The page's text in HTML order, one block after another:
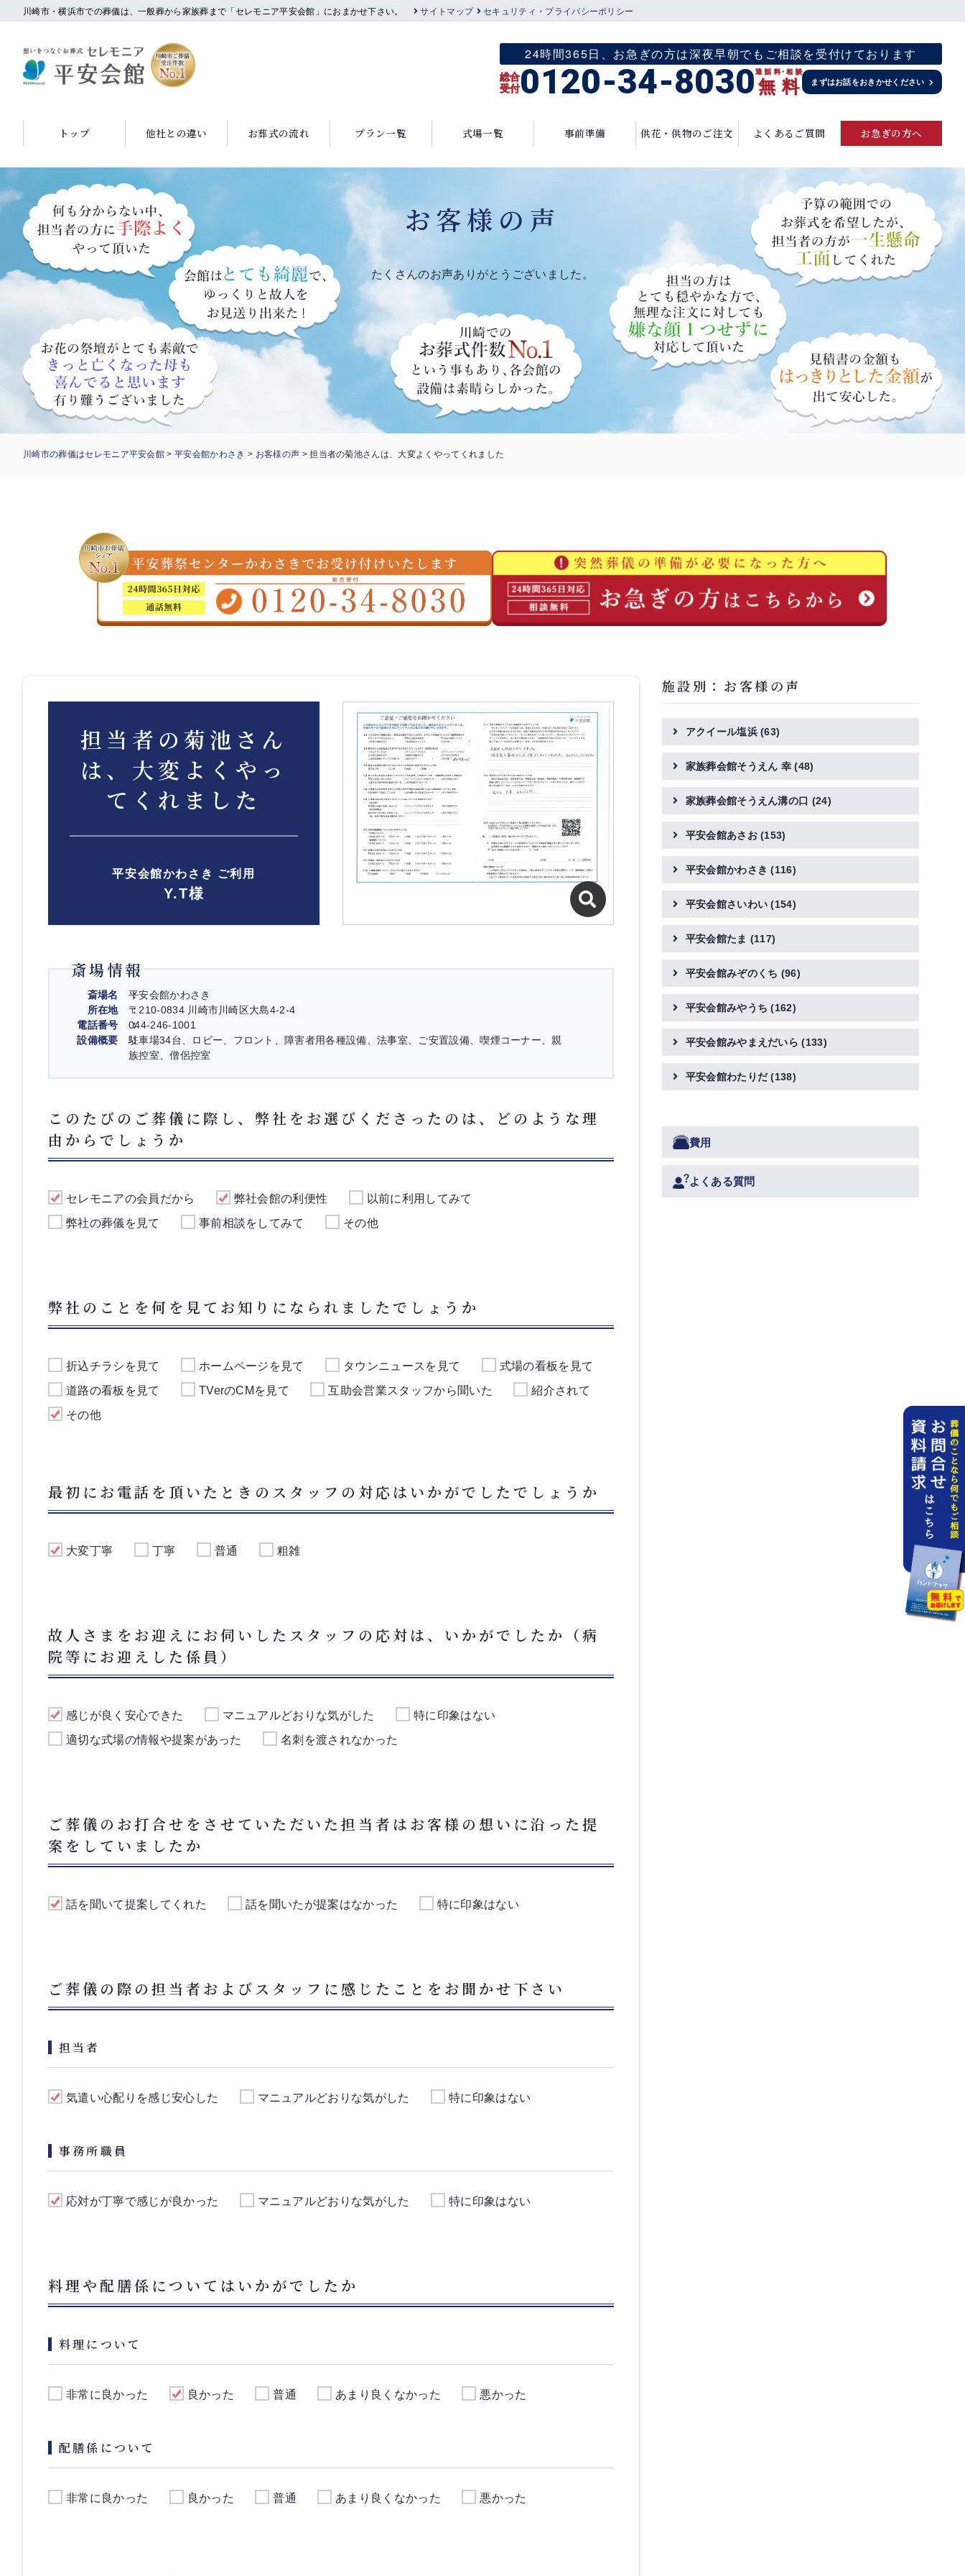
川崎市・横浜市での葬儀は、一般葬から家族葬まで「セレモニア平安会館」におまかせ下さい。 サイトマップ セキュリティ・プライバシーポリシー
24時間365日、お急ぎの方は深夜早朝でもご相談を受付けております
総合
受付0120-34-8030通話料・相談
無 料 まずはお話をおきかせください
トップ 他社との違い お葬式の流れ プラン一覧 式場一覧 事前準備 供花・供物のご注文 よくあるご質問 お急ぎの方へ
お客様の声
たくさんのお声ありがとうございました。
川崎市の葬儀はセレモニア平安会館 >平安会館かわさき > お客様の声 >担当者の菊池さんは、大変よくやってくれました
担当者の菊池さん
は、大変よくやっ
てくれました
平安会館かわさき ご利用
Y.T様
斎場情報
斎場名
平安会館かわさき
所在地
〒210-0834 川崎市川崎区大島4-2-4
電話番号
044-246-1001
設備概要
駐車場34台、ロビー、フロント、障害者用各種設備、法事室、ご安置設備、喫煙コーナー、親
族控室、僧侶控室
このたびのご葬儀に際し、弊社をお選びくださったのは、どのような理
由からでしょうか
セレモニアの会員だから 弊社会館の利便性
以前に利用してみて
弊社の葬儀を見て
事前相談をしてみて その他
弊社のことを何を見てお知りになられましたでしょうか
折込チラシを見て ホームページを見て タウンニュースを見て
式場の看板を見て
道路の看板を見て
TVerのCMを見て 互助会営業スタッフから聞いた
紹介されて
その他
最初にお電話を頂いたときのスタッフの対応はいかがでしたでしょうか
大変丁寧 丁寧 普通 粗雑
故人さまをお迎えにお伺いしたスタッフの応対は、いかがでしたか（病
院等にお迎えした係員）
感じが良く安心できた マニュアルどおりな気がした
特に印象はない
適切な式場の情報や提案があった
名刺を渡されなかった
ご葬儀のお打合せをさせていただいた担当者はお客様の想いに沿った提
案をしていましたか
話を聞いて提案してくれた 話を聞いたが提案はなかった 特に印象はない
ご葬儀の際の担当者およびスタッフに感じたことをお聞かせ下さい
担当者
気遣い心配りを感じ安心した マニュアルどおりな気がした 特に印象はない
事務所職員
応対が丁寧で感じが良かった マニュアルどおりな気がした 特に印象はない
料理や配膳係についてはいかがでしたか
料理について
非常に良かった 良かった 普通 あまり良くなかった 悪かった
配膳係について
非常に良かった 良かった 普通 あまり良くなかった 悪かった
施設別：お客様の声
アクイール塩浜(63)
家族葬会館そうえん 幸(48)
家族葬会館そうえん溝の口 (24)
平安会館あさお(153)
平安会館かわさき(116)
平安会館さいわい(154)
平安会館たま (117)
平安会館みぞのくち (96)
平安会館みやうち(162)
平安会館みやまえだいら(133)
平安会館わたりだ(138)
費用
よくある質問